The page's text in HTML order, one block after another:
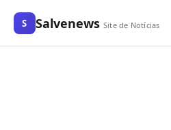
S Salvenews Site de Notícias